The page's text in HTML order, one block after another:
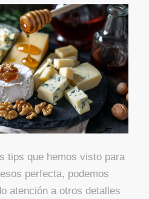
tips que hemos visto para
perfecta, podemos
atención a otros detalles